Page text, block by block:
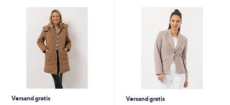
Versand gratis
Versand gratis